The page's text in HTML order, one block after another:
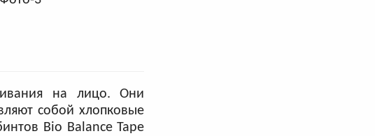
на лицо. Они
собой хлопковые
Bio Balance Tape